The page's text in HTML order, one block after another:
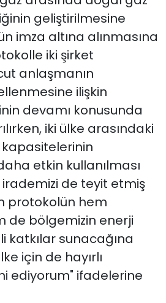
geliştirilmesine
imza altına alınmasına
iki şirket
anlaşmanın
ilişkin
devamı konusunda
iki ülke arasındaki
etkin kullanılması
de teyit etmiş
protokolün hem
de bölgemizin enerji
katkılar sunacağına
için de hayırlı
ediyorum" ifadelerine